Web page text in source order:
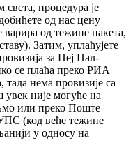
процедура је
од нас цену
варира од тежине пакета,
Затим, уплаћујете
за Пеј Пал-
се плаћа преко РИА
нема провизије са
није могуће на
или преко Поште
(код веће тежине
у односу на